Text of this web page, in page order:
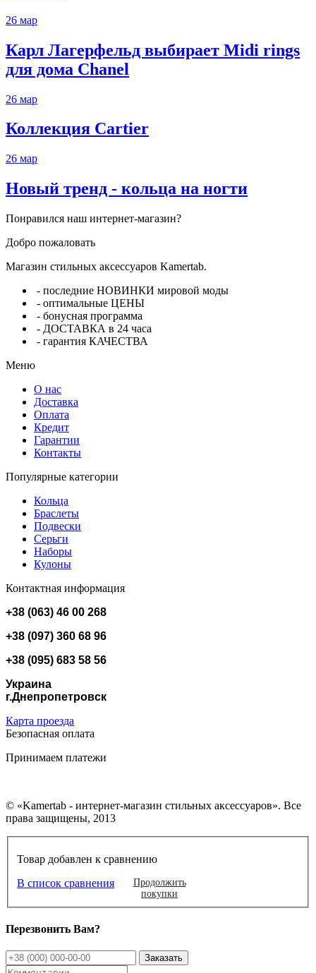
26 мар
Карл Лагерфельд выбирает Midi rings
для дома Chanel
26 мар
Коллекция Cartier
26 мар
Новый тренд - кольца на ногти
Понравился наш интернет-магазин?
Добро пожаловать
Магазин стильных аксессуаров Kamertab.
- последние НОВИНКИ мировой моды
- оптимальные ЦЕНЫ
- бонусная программа
- ДОСТАВКА в 24 часа
- гарантия КАЧЕСТВА
Меню
О нас
Доставка
Оплата
Кредит
Гарантии
Контакты
Популярные категории
Кольца
Браслеты
Подвески
Серьги
Наборы
Кулоны
Контактная информация
+38 (063) 46 00 268
+38 (097) 360 68 96
+38 (095) 683 58 56
Украина
г.Днепропетровск
Карта проезда
Безопасная оплата
Принимаем платежи
© «Kamertab - интернет-магазин стильных аксессуаров». Все
права защищены, 2013
Товар добавлен к сравнению
В список сравнения
Продолжить
покупки
Перезвонить Вам?